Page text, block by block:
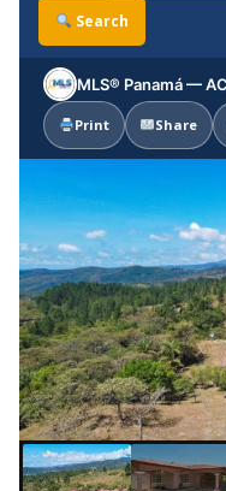
Search
MLS® Panamá —
Print Share